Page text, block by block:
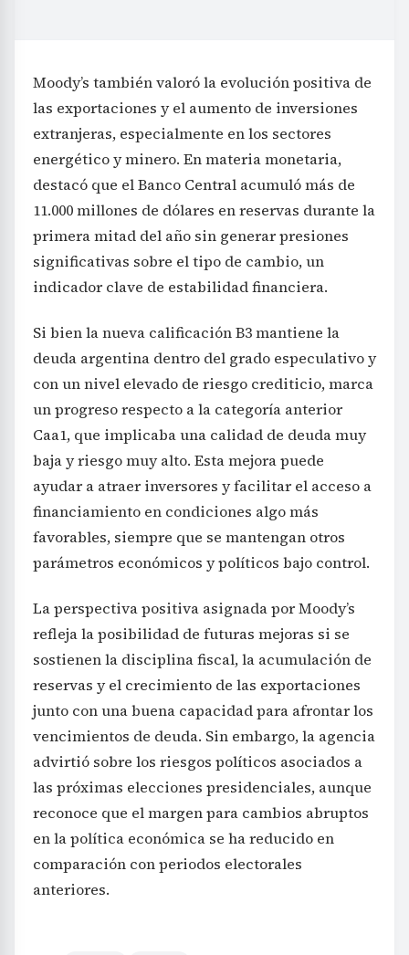
Moody’s también valoró la evolución positiva de
las exportaciones y el aumento de inversiones
extranjeras, especialmente en los sectores
energético y minero. En materia monetaria,
destacó que el Banco Central acumuló más de
11.000 millones de dólares en reservas durante la
primera mitad del año sin generar presiones
significativas sobre el tipo de cambio, un
indicador clave de estabilidad financiera.
Si bien la nueva calificación B3 mantiene la
deuda argentina dentro del grado especulativo y
con un nivel elevado de riesgo crediticio, marca
un progreso respecto a la categoría anterior
Caa1, que implicaba una calidad de deuda muy
baja y riesgo muy alto. Esta mejora puede
ayudar a atraer inversores y facilitar el acceso a
financiamiento en condiciones algo más
favorables, siempre que se mantengan otros
parámetros económicos y políticos bajo control.
La perspectiva positiva asignada por Moody’s
refleja la posibilidad de futuras mejoras si se
sostienen la disciplina fiscal, la acumulación de
reservas y el crecimiento de las exportaciones
junto con una buena capacidad para afrontar los
vencimientos de deuda. Sin embargo, la agencia
advirtió sobre los riesgos políticos asociados a
las próximas elecciones presidenciales, aunque
reconoce que el margen para cambios abruptos
en la política económica se ha reducido en
comparación con periodos electorales
anteriores.